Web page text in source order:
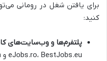
برای یافتن شغل در رومانی
کنید:
پلتفرم‌ها و وب‌سایت‌های